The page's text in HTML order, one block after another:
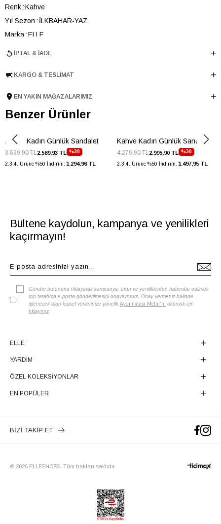
Renk Kahve
Yıl Sezon
İLKBAHAR-YAZ
Marka ELLE
Cinsiyet
KADIN
Astar Malzemesi İnek Derisi
Ürün Cinsi Loafer
Ürün Grubu
AYAKKABI
İPTAL & İADE
KARGO & TESLIMAT
EN YAKIN MAĞAZALARIMIZ
Benzer Ürünler
Kahve Kadın Günlük Sandalet
%30
2.589,93 TL
3.699,90 TL
2.3.4. Ürüne %50 İndirim: 1.294,96 TL
Kahve Kadın Günlük Sandalet
%30
2.995,90 TL
4.279,90 TL
2.3.4. Ürüne %50 İndirim: 1.497,95 TL
Bültene kaydolun, kampanya ve yenilikleri
kaçırmayın!
Gönder butonuna tıklayarak kampanya, ürün ve yeniliklerden haberdar edilmek
için tarafıma e-posta gönderilmesini onaylıyorum. Onay vermeniz halinde
işlenecek olan kişisel verilerinize yönelik Aydınlatma Metni'ni okumak için
tıklayınız
ELLE
YARDIM
ÖZEL KOLEKSİYONLAR
EN POPÜLER
BİZİ TAKİP ET
© 2026 ELLESHOES. Tüm hakları saklıdır.